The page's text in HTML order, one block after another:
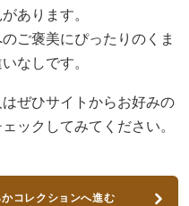
あります。
ご褒美にぴったりのくま
なしです。
ぜひサイトからお好みの
ックしてみてください。
コレクションへ進む